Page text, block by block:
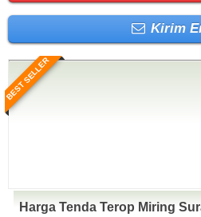
Kirim
BEST SELLER
Harga Tenda Terop Miring